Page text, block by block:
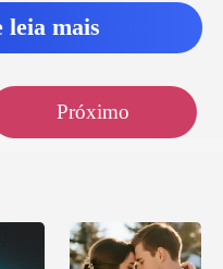
leia mais
Próximo